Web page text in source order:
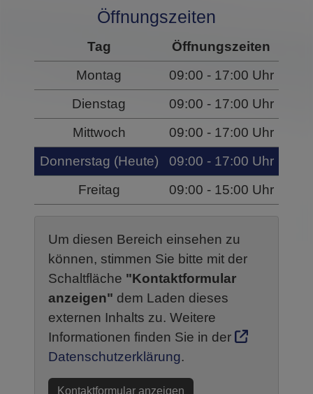
Öffnungszeiten
Tag
Öffnungszeiten
Montag
09:00 - 17:00 Uhr
Dienstag
09:00 - 17:00 Uhr
Mittwoch
09:00 - 17:00 Uhr
Donnerstag (Heute)
09:00 - 17:00 Uhr
Freitag
09:00 - 15:00 Uhr
Um diesen Bereich einsehen zu
können, stimmen Sie bitte mit der
Schaltfläche "Kontaktformular
anzeigen" dem Laden dieses
externen Inhalts zu. Weitere
Informationen finden Sie in der
Datenschutzerklärung.
Kontaktformular anzeigen